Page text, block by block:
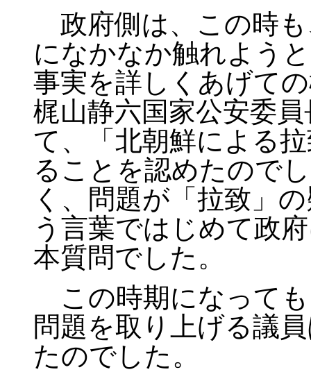
政府側は、この時も
になかなか触れよう
事実を詳しくあげて
梶山静六国家公安委
て、「北朝鮮による
ることを認めたので
く、問題が「拉致」
う言葉ではじめて政
本質問でした。
この時期になって
問題を取り上げる議
たのでした。